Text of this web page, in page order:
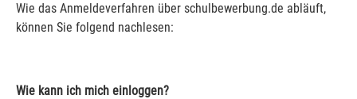
Wie das Anmeldeverfahren über schulbewerbung.de abläuft,
können Sie folgend nachlesen:
Wie kann ich mich einloggen?